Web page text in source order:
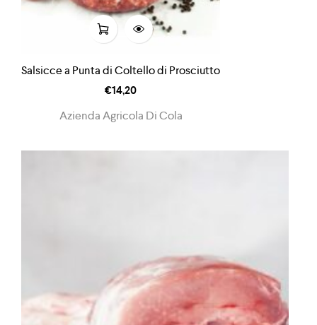
Salsicce a Punta di Coltello di Prosciutto
€14,20
Azienda Agricola Di Cola